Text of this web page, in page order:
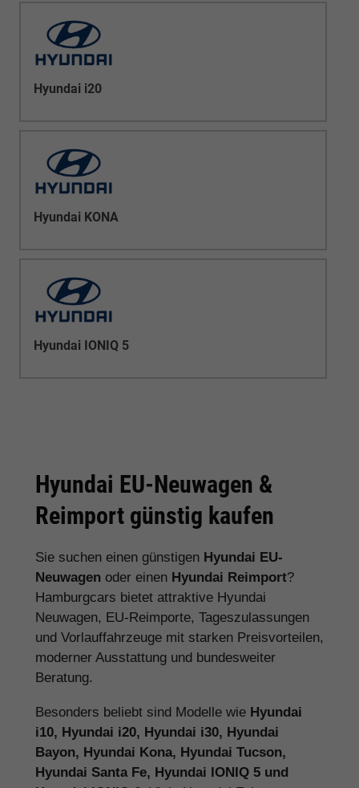
Hyundai i20
Hyundai KONA
Hyundai IONIQ 5
Hyundai EU-Neuwagen &
Reimport günstig kaufen
Sie suchen einen günstigen Hyundai EU-
Neuwagen oder einen Hyundai Reimport?
Hamburgcars bietet attraktive Hyundai
Neuwagen, EU-Reimporte, Tageszulassungen
und Vorlauffahrzeuge mit starken Preisvorteilen,
moderner Ausstattung und bundesweiter
Beratung.
Besonders beliebt sind Modelle wie Hyundai
i10, Hyundai i20, Hyundai i30, Hyundai
Bayon, Hyundai Kona, Hyundai Tucson,
Hyundai Santa Fe, Hyundai IONIQ 5 und